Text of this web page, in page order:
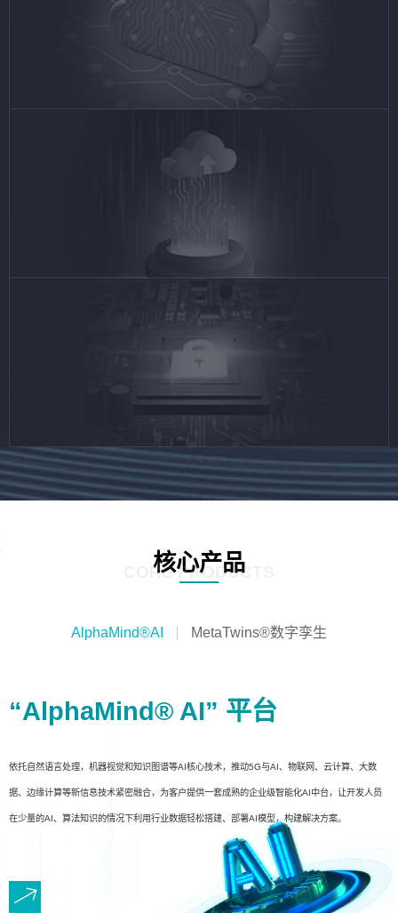
核心产品
CORE PRODUCTS
AlphaMind®AI MetaTwins®数字孪生
“AlphaMind® AI” 平台
依托自然语言处理，机器视觉和知识图谱等AI核心技术，推动5G与AI、物联网、云计算、大数
据、边缘计算等新信息技术紧密融合，为客户提供一套成熟的企业级智能化AI中台，让开发人员
在少量的AI、算法知识的情况下利用行业数据轻松搭建、部署AI模型，构建解决方案。